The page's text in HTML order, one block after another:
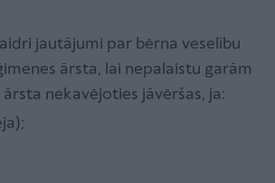
jautājumi par bērna veselību
ārsta, lai nepalaistu garām
nekavējoties jāvēršas, ja: